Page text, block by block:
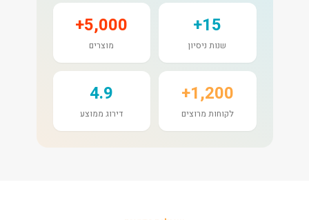
15+
שנות ניסיון
5,000+
מוצרים
1,200+
לקוחות מרוצים
4.9
דירוג ממוצע